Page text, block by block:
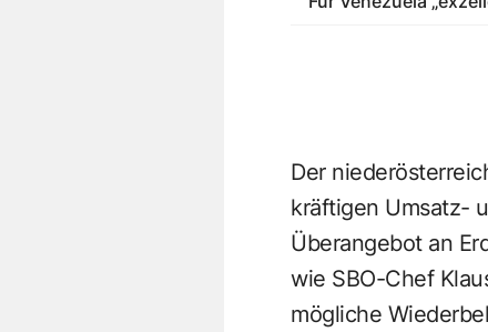
Der
kräftigen Umsatz-
Überangebot an
wie SBO-Chef
mögliche